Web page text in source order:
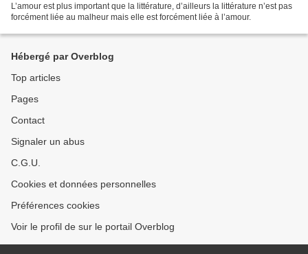
L’amour est plus important que la littérature, d’ailleurs la littérature n’est pas
forcément liée au malheur mais elle est forcément liée à l’amour.
Hébergé par Overblog
Top articles
Pages
Contact
Signaler un abus
C.G.U.
Cookies et données personnelles
Préférences cookies
Voir le profil de sur le portail Overblog